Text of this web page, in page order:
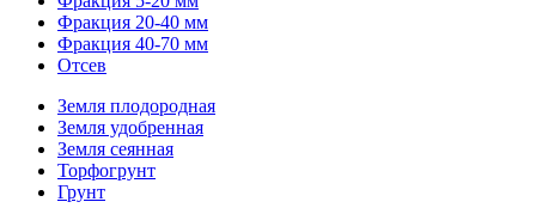
Фракция 20-40 мм
Фракция 40-70 мм
Отсев
Земля плодородная
Земля удобренная
Земля сеянная
Торфогрунт
Грунт